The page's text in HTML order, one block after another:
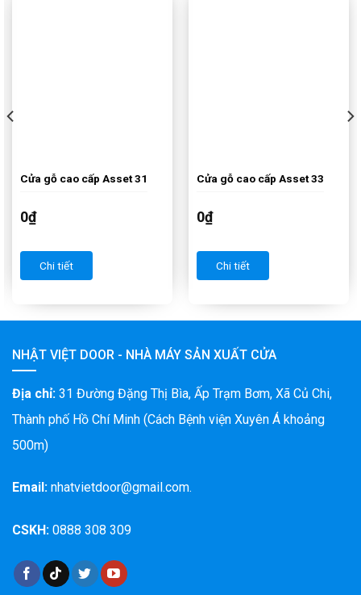
Cửa gỗ cao cấp Asset 31
0₫
Chi tiết
Cửa gỗ cao cấp Asset 33
0₫
Chi tiết
NHẬT VIỆT DOOR - NHÀ MÁY SẢN XUẤT CỬA
Địa chỉ: 31 Đường Đặng Thị Bìa, Ấp Trạm Bơm, Xã Củ Chi,
Thành phố Hồ Chí Minh (Cách Bệnh viện Xuyên Á khoảng
500m)
Email: nhatvietdoor@gmail.com.
CSKH: 0888 308 309